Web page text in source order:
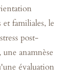
familiales, le
post-
anamnèse
évaluation